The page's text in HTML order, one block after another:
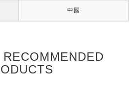
中國